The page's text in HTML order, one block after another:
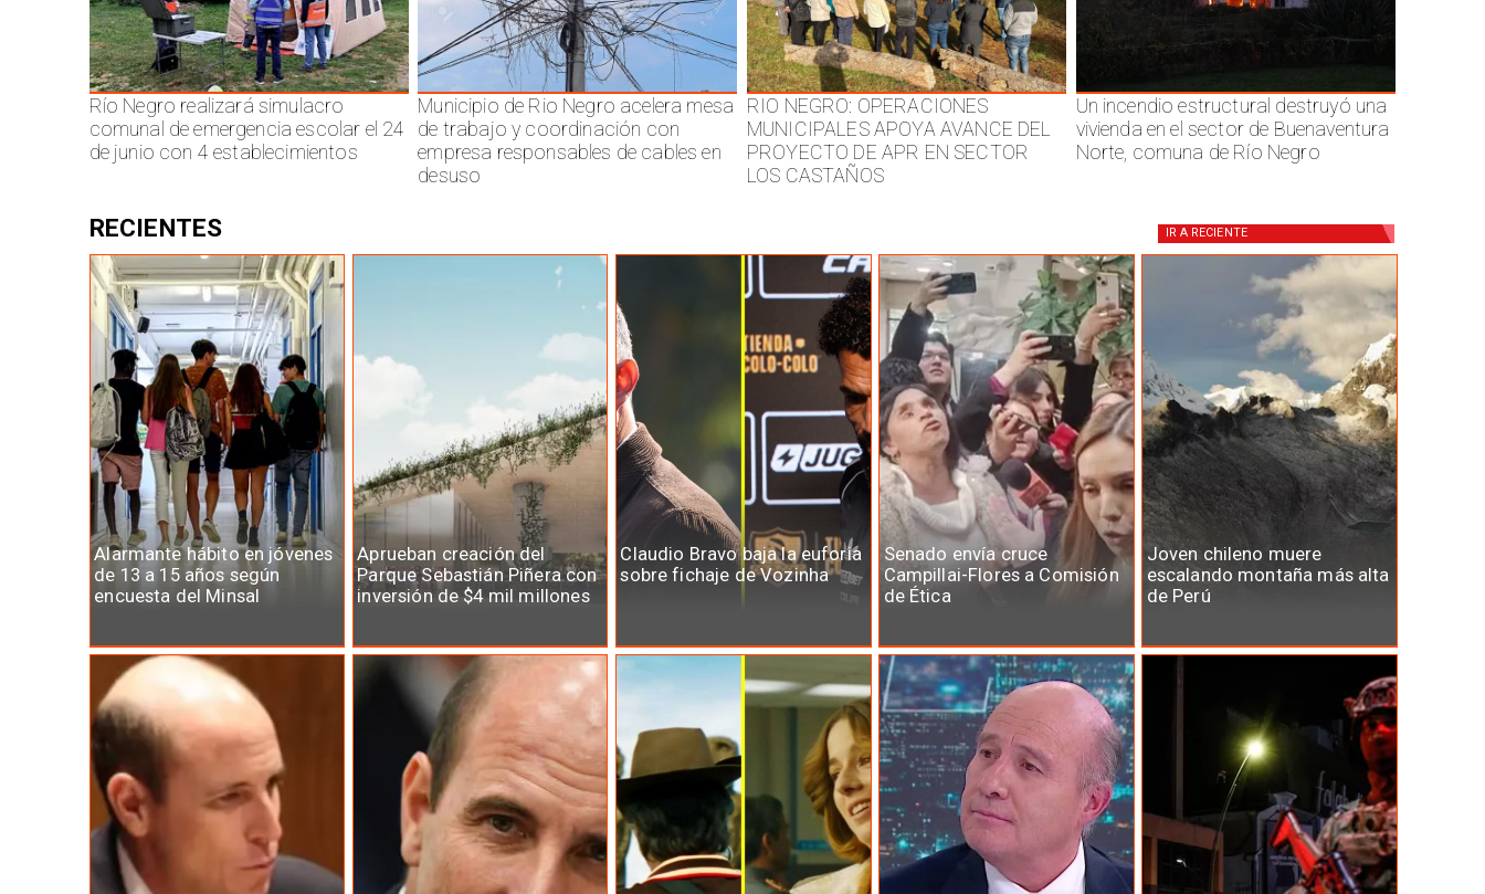
Río Negro realizará simulacro
comunal de emergencia escolar el 24
de junio con 4 establecimientos
Municipio de Rio Negro acelera mesa
de trabajo y coordinación con
empresa responsables de cables en
desuso
RIO NEGRO: OPERACIONES
MUNICIPALES APOYA AVANCE DEL
PROYECTO DE APR EN SECTOR
LOS CASTAÑOS
Un incendio estructural destruyó una
vivienda en el sector de Buenaventura
Norte, comuna de Río Negro
Alarmante hábito en jóvenes
de 13 a 15 años según
encuesta del Minsal
Aprueban creación del
Parque Sebastián Piñera con
inversión de $4 mil millones
Claudio Bravo baja la euforia
sobre fichaje de Vozinha
Senado envía cruce
Campillai-Flores a Comisión
de Ética
Joven chileno muere
escalando montaña más alta
de Perú
RECIENTES IR A RECIENTE